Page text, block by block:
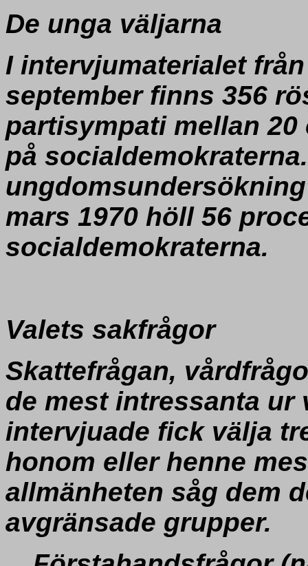
De unga väljarna
I intervjumaterialet
september finns 356
partisympati mellan
på
mars 1970 höll 56
socialdemokraterna.
Valets sakfrågor
Skattefrågan,
de mest intressanta ur
intervjuade fick välja
honom eller henne
allmänheten såg dem
avgränsade grupper.